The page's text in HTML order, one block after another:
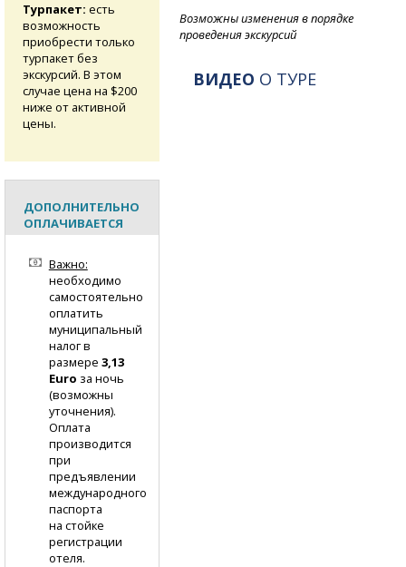
Возможны изменения в порядке
проведения экскурсий
ВИДЕО О ТУРЕ
Турпакет: есть
возможность
приобрести только
турпакет без
экскурсий. В этом
случае цена на $200
ниже от активной
цены.
ДОПОЛНИТЕЛЬНО
ОПЛАЧИВАЕТСЯ
Важно:
необходимо
самостоятельно
оплатить
муниципальный
налог в
размере 3,13
Euro за ночь
(возможны
уточнения).
Оплата
производится
при
предъявлении
международного
паспорта
на стойке
регистрации
отеля.